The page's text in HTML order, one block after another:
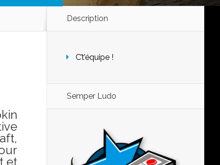
et
Description
C’t’équipe !
Semper Ludo